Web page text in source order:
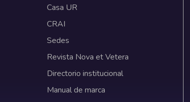
Casa UR
CRAI
Sedes
Revista Nova et Vetera
Directorio institucional
Manual de marca